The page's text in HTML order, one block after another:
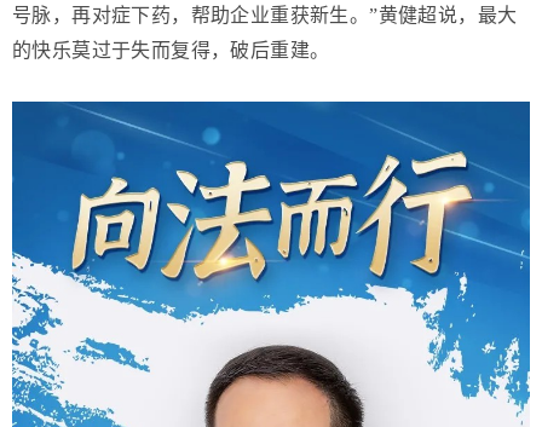
号脉，再对症下药，帮助企业重获新生。”黄健超说，最大
的快乐莫过于失而复得，破后重建。